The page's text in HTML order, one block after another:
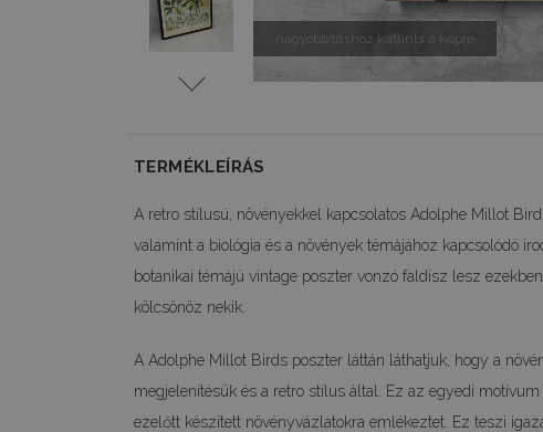
nagyobbításhoz kattints a képre
TERMÉKLEÍRÁS
A retro stílusú, növényekkel kapcsolatos Adolphe Millot
valamint a biológia és a növények témájához kapcsolódó
botanikai témájú vintage poszter vonzó faldísz lesz
kölcsönöz nekik.
A Adolphe Millot Birds poszter láttán láthatjuk, hogy a
megjelenítésük és a retro stílus által. Ez az egyedi
ezelőtt készített növényvázlatokra emlékeztet. Ez teszi